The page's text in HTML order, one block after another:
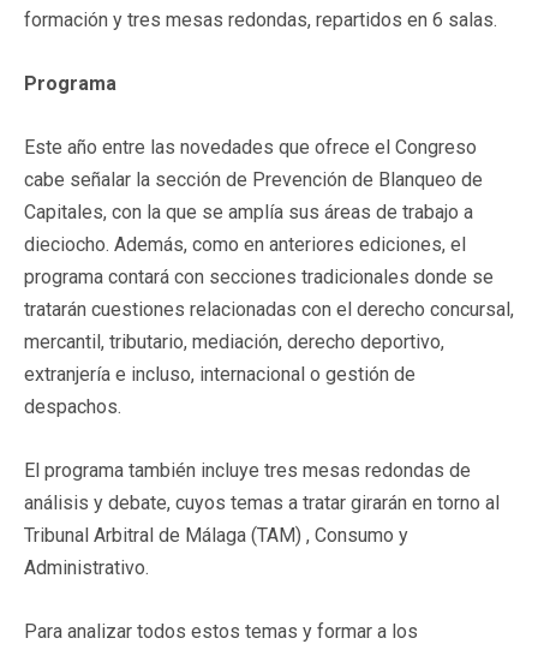
formación y tres mesas redondas, repartidos en 6 salas.
Programa
Este año entre las novedades que ofrece el Congreso
cabe señalar la sección de Prevención de Blanqueo de
Capitales, con la que se amplía sus áreas de trabajo a
dieciocho. Además, como en anteriores ediciones, el
programa contará con secciones tradicionales donde se
tratarán cuestiones relacionadas con el derecho concursal,
mercantil, tributario, mediación, derecho deportivo,
extranjería e incluso, internacional o gestión de
despachos.
El programa también incluye tres mesas redondas de
análisis y debate, cuyos temas a tratar girarán en torno al
Tribunal Arbitral de Málaga (TAM) , Consumo y
Administrativo.
Para analizar todos estos temas y formar a los